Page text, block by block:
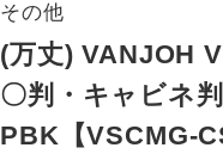
その他
(万丈) VANJOH
〇判・キャビネ
PBK【VSCMG-